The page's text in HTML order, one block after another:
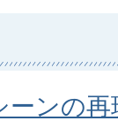
ーンの